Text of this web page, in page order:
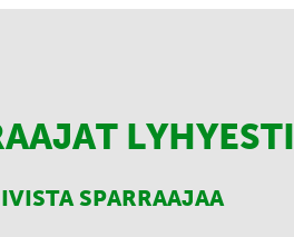
LYHYESTI
SPARRAAJAA